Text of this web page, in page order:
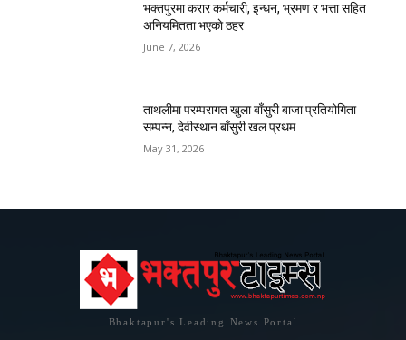
भक्तपुरमा करार कर्मचारी, इन्धन, भ्रमण र भत्ता सहित
अनियमितता भएकाे ठहर
June 7, 2026
ताथलीमा परम्परागत खुला बाँसुरी बाजा प्रतियोगिता
सम्पन्न, देवीस्थान बाँसुरी खल प्रथम
May 31, 2026
Bhaktapur's Leading News Portal